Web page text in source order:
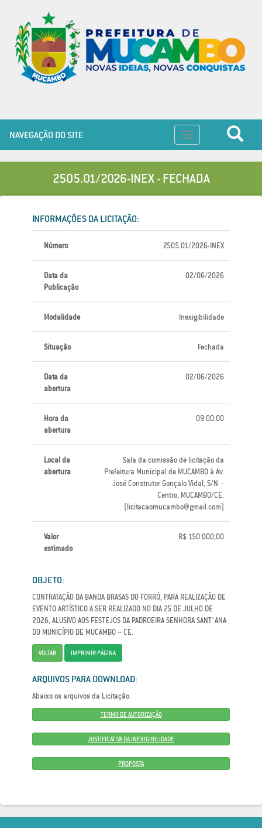
Toggle
navigation
NAVEGAÇÃO DO SITE
2505.01/2026-INEX - FECHADA
INFORMAÇÕES DA LICITAÇÃO:
Número 2505.01/2026-INEX
Data da
Publicação
02/06/2026
Modalidade Inexigibilidade
Situação Fechada
Data da
abertura
02/06/2026
Hora da
abertura
09:00:00
Local da
abertura
Sala da comissão de licitação da
Prefeitura Municipal de MUCAMBO à Av.
José Construtor Gonçalo Vidal, S/N –
Centro, MUCAMBO/CE.
(licitacaomucambo@gmail.com)
Valor
estimado
R$ 150.000,00
OBJETO:
CONTRATAÇÃO DA BANDA BRASAS DO FORRÓ, PARA REALIZAÇÃO DE
EVENTO ARTÍSTICO A SER REALIZADO NO DIA 25 DE JULHO DE
2026, ALUSIVO AOS FESTEJOS DA PADROEIRA SENHORA SANT’ANA
DO MUNICÍPIO DE MUCAMBO – CE.
VOLTAR IMPRIMIR PÁGINA
ARQUIVOS PARA DOWNLOAD:
Abaixo os arquivos da Licitação.
TERMO DE AUTORIZAÇÃO
JUSTIFICATIVA DA INEXIGIBILIDADE
PROPOSTA